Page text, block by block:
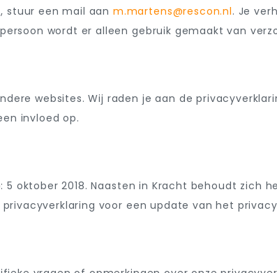
stuur een mail aan m.martens@rescon.nl. Je
wordt er alleen gebruik gemaakt van
websites. Wij raden je aan de
invloed op.
oktober 2018. Naasten in Kracht behoudt zich
voor een update van het